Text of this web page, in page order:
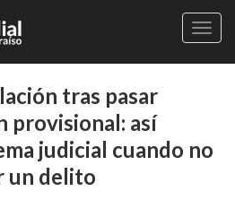
tras pasar
provisional: así
judicial cuando no
un delito